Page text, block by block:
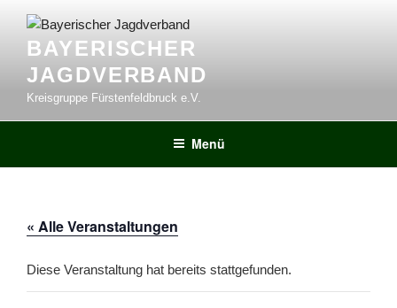
Inhalt
springenBAYERISCHER
JAGDVERBAND
Kreisgruppe Fürstenfeldbruck e.V.
Menü
« Alle Veranstaltungen
Diese Veranstaltung hat bereits stattgefunden.